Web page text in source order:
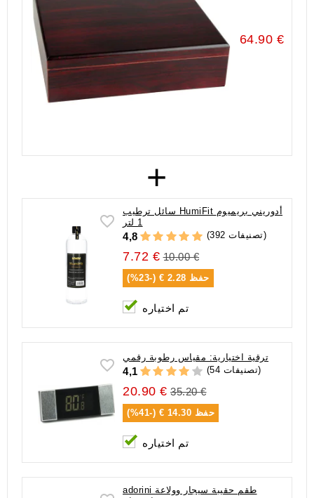
64.90 €
+
سائل ترطيب HumiFit أدوريني بريميوم
1 لتر
4,8 (392 تصنيفات)
7.72 € 10.00 €
حفظ 2.28 € (-23%)
تم اختياره
ترقية اختيارية: مقياس رطوبة رقمي
4,1 (54 تصنيفات)
20.90 € 35.20 €
حفظ 14.30 € (-41%)
تم اختياره
adorini طقم حقيبة سيجار وولاعة